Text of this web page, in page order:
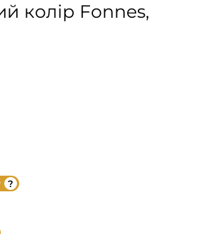
колір Fonnes,